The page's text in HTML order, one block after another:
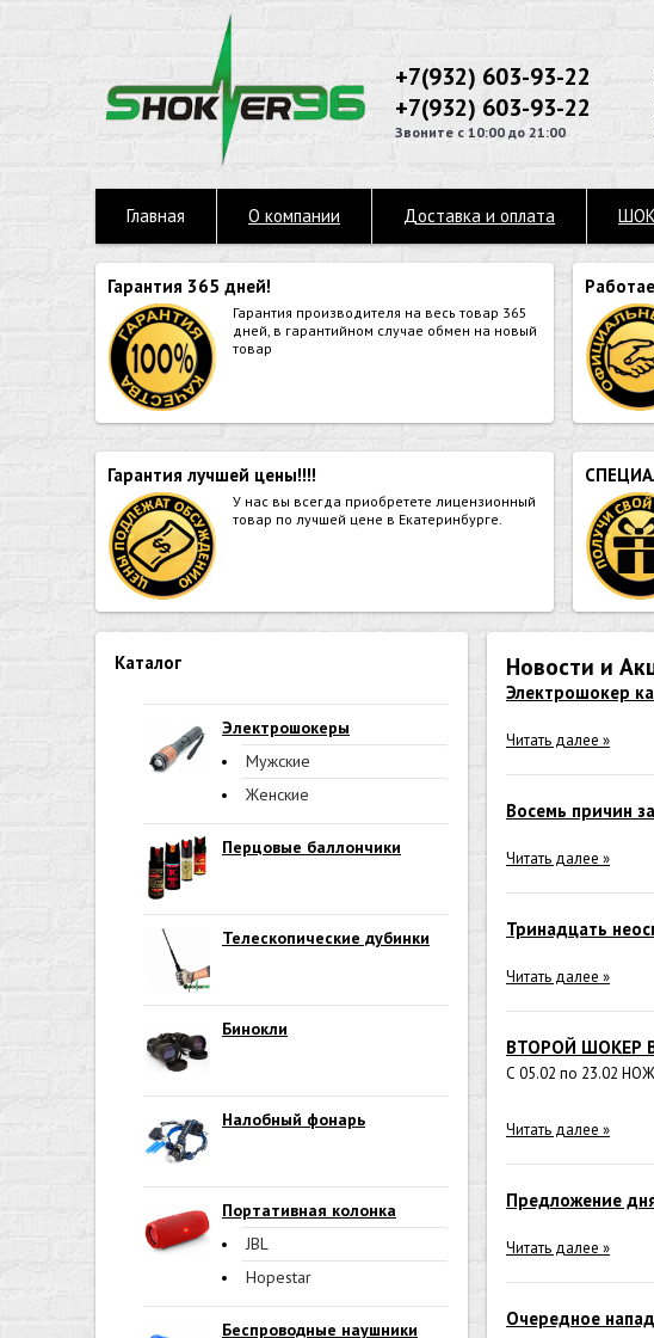
+7(932) 603-93-22
+7(932) 603-93-22
Звоните с 10:00 до 21:00
Главная О компании Доставка и оплата
Гарантия 365 дней!
Гарантия производителя на весь товар 365
дней, в гарантийном случае обмен на новый
товар
Гарантия лучшей цены!!!!
У нас вы всегда приобретете лицензионный
товар по лучшей цене в Екатеринбурге.
Каталог
Электрошокеры
Мужские
Женские
Перцовые баллончики
Телескопические дубинки
Бинокли
Налобный фонарь
Портативная колонка
JBL
Hopestar
Беспроводные наушники
Новости и
Электрошокер
Читать далее »
Восемь причин
Читать далее »
Тринадцать
Читать далее »
ВТОРОЙ ШОКЕР
С 05.02 по 23.02
Читать далее »
Предложение
Читать далее »
Очередное